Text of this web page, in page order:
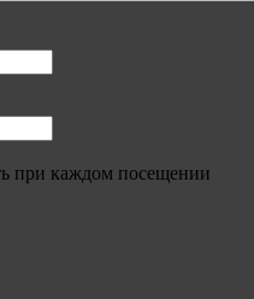
при каждом посещении